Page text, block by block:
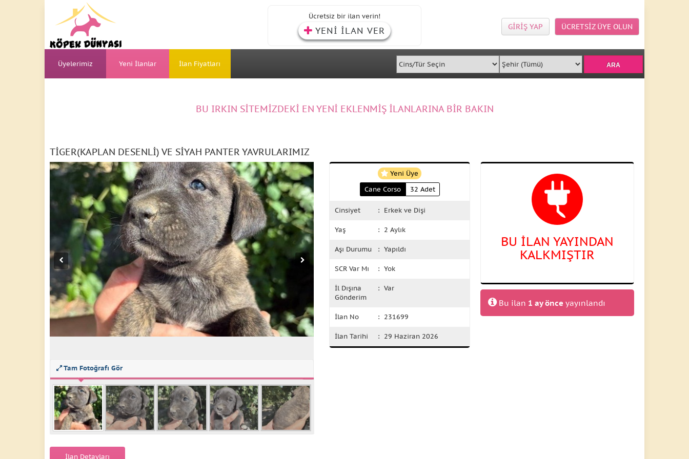
Ücretsiz bir ilan verin!
YENİ İLAN VER ÜCRETSİZ ÜYE OLUN
GİRİŞ YAP
Üyelerimiz Yeni İlanlar İlan Fiyatları
BU IRKIN SİTEMİZDEKİ EN YENİ EKLENMİŞ İLANLARINA BİR BAKIN
TİGER(KAPLAN DESENLİ) VE SİYAH PANTER YAVRULARIMIZ
Tam Fotoğrafı Gör
Yeni Üye
Cane Corso
32 Adet
Cinsiyet : Erkek ve Dişi
Yaş : 2 Aylık
Aşı Durumu : Yapıldı
SCR Var Mı : Yok
İl Dışına
Gönderim
: Var
İlan No : 231699
İlan Tarihi : 29 Haziran 2026
BU İLAN YAYINDAN
KALKMIŞTIR
Bu ilan 1 ay önce yayınlandı
İlan Detayları